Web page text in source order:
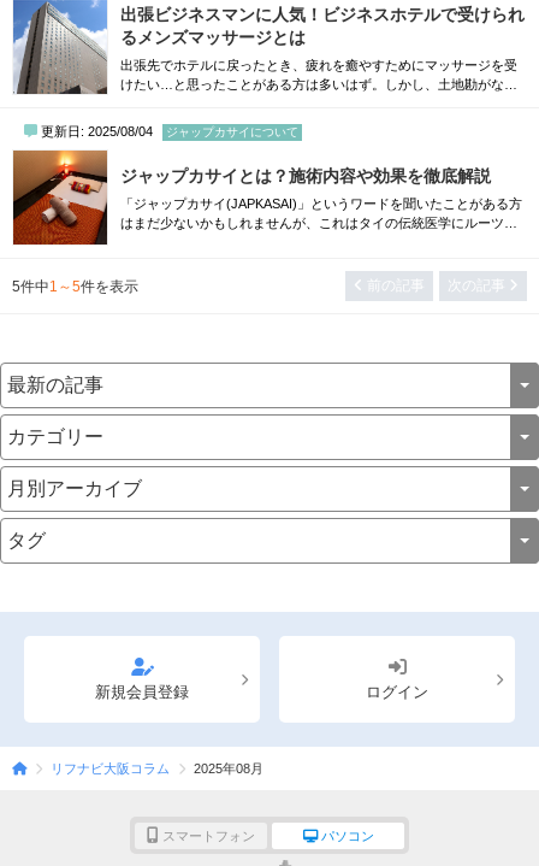
力、実際の施術の流れまでをわかりやすく解説していきます。フェ
ザータッチとは？基本の意味と施術の特徴それ...
出張ビジネスマンに人気！ビジネスホテルで受けられ
るメンズマッサージとは
出張先でホテルに戻ったとき、疲れを癒やすためにマッサージを受
けたい…と思ったことがある方は多いはず。しかし、土地勘がない
ですよね。そんなときに便利なのが、ホテルの部屋で受けられる出
張メンズマッサージです。今回は、出張ビジネスマンの方にぜひ試
についてわかりやすく解説していきま...
更新日: 2025/08/04 ジャップカサイについて
ジャップカサイとは？施術内容や効果を徹底解説
「ジャップカサイ(JAPKASAI)」というワードを聞いたことがある方
はまだ少ないかもしれませんが、これはタイの伝統医学にルーツを
うになり、特に男性ホルモンや自律神経への働きかけを目的とした
深い癒やしを求める方から注目を浴び始めました。そこで今回の記
5件中1～5件を表示 前の記事 次の記事
新規会員登録 ログイン
リフナビ大阪コラム 2025年08月
スマートフォン パソコン